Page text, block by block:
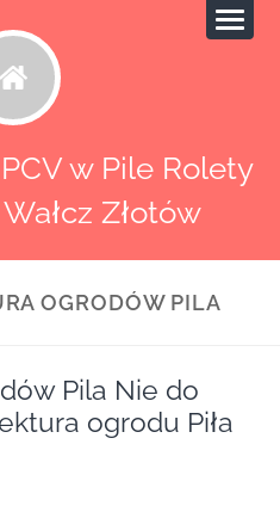
w Pile Rolety
Złotów
OGRODÓW PILA
Pila Nie do
ogrodu Piła